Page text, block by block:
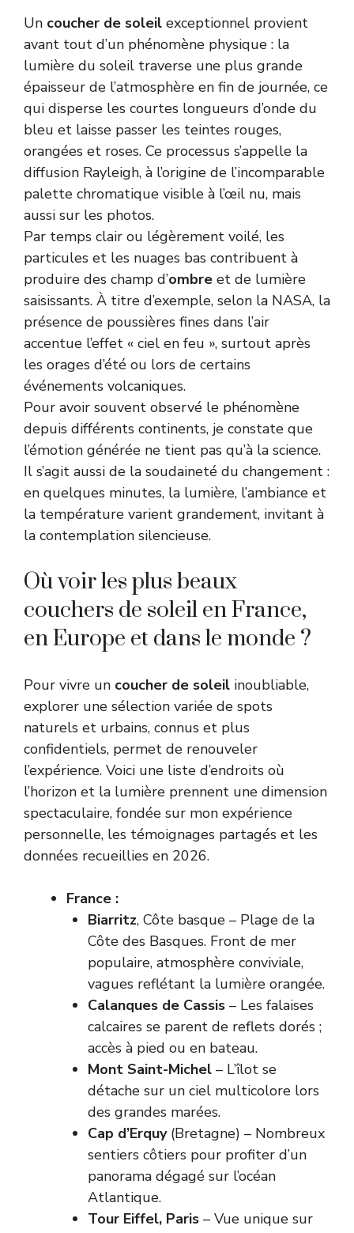
Un coucher de soleil exceptionnel provient
avant tout d’un phénomène physique : la
lumière du soleil traverse une plus grande
épaisseur de l’atmosphère en fin de journée, ce
qui disperse les courtes longueurs d’onde du
bleu et laisse passer les teintes rouges,
orangées et roses. Ce processus s’appelle la
diffusion Rayleigh, à l’origine de l’incomparable
palette chromatique visible à l’œil nu, mais
aussi sur les photos.
Par temps clair ou légèrement voilé, les
particules et les nuages bas contribuent à
produire des champ d’ombre et de lumière
saisissants. À titre d’exemple, selon la NASA, la
présence de poussières fines dans l’air
accentue l’effet « ciel en feu », surtout après
les orages d’été ou lors de certains
événements volcaniques.
Pour avoir souvent observé le phénomène
depuis différents continents, je constate que
l’émotion générée ne tient pas qu’à la science.
Il s’agit aussi de la soudaineté du changement :
en quelques minutes, la lumière, l’ambiance et
la température varient grandement, invitant à
la contemplation silencieuse.
Où voir les plus beaux
couchers de soleil en France,
en Europe et dans le monde ?
Pour vivre un coucher de soleil inoubliable,
explorer une sélection variée de spots
naturels et urbains, connus et plus
confidentiels, permet de renouveler
l’expérience. Voici une liste d’endroits où
l’horizon et la lumière prennent une dimension
spectaculaire, fondée sur mon expérience
personnelle, les témoignages partagés et les
données recueillies en 2026.
France :
Biarritz, Côte basque – Plage de la
Côte des Basques. Front de mer
populaire, atmosphère conviviale,
vagues reflétant la lumière orangée.
Calanques de Cassis – Les falaises
calcaires se parent de reflets dorés ;
accès à pied ou en bateau.
Mont Saint-Michel – L’îlot se
détache sur un ciel multicolore lors
des grandes marées.
Cap d’Erquy(Bretagne) – Nombreux
sentiers côtiers pour profiter d’un
panorama dégagé sur l’océan
Atlantique.
Tour Eiffel, Paris – Vue unique sur